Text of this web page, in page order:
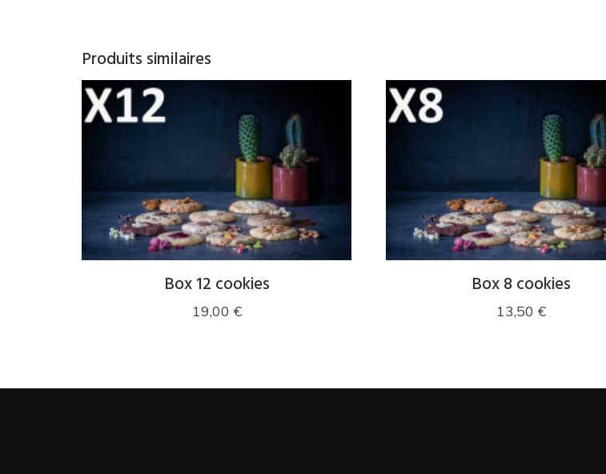
Produits similaires
Box 12 cookies
19,00 €
Box 8 cookies
13,50 €